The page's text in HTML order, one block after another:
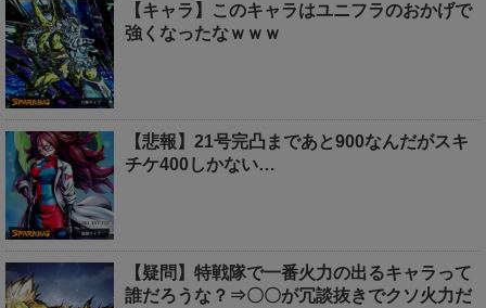
【キャラ】このキャラはユニフラのおかげで
強くなったなｗｗｗ
【悲報】21号完凸まであと900なんだがスキ
チケ400しかない…
【疑問】特戦隊で一番火力の出るキャラって
誰だろうな？⇒〇〇が冗談抜きでクソ火力だ